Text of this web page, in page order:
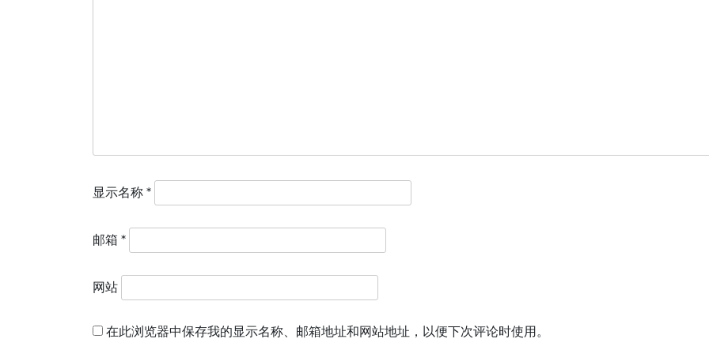
显示名称 *
邮箱 *
网站
在此浏览器中保存我的显示名称、邮箱地址和网站地址，以便下次评论时使用。